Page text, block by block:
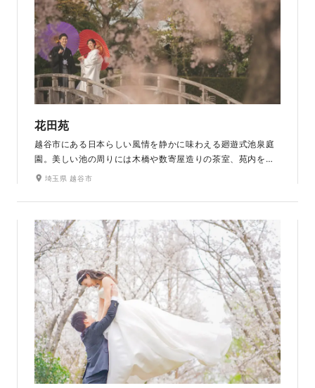
花田苑
越谷市にある日本らしい風情を静かに味わえる廻遊式池泉庭
園。美しい池の周りには木橋や数寄屋造りの茶室、苑内を一
望できる築山などが配され、和装姿で散策するのにぴった
四季折々の彩りを楽しむことができます。
埼玉県 越谷市